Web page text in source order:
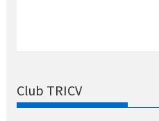
Club TRICV